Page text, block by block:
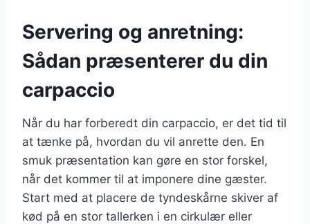
Servering og anretning:
Sådan præsenterer du din
carpaccio
Når du har forberedt din carpaccio, er det tid til
at tænke på, hvordan du vil anrette den. En
smuk præsentation kan gøre en stor forskel,
når det kommer til at imponere dine gæster.
Start med at placere de tyndeskårne skiver af
kød på en stor tallerken i en cirkulær eller